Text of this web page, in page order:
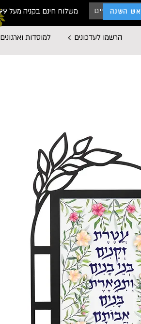
עסקיים משלוח חינם בקניה מעל 299 ש"ח השנה
הרשמו לעדכונים למוסדות וארגונים